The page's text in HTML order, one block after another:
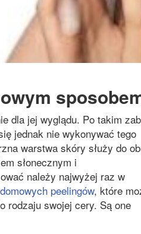
dla jej wyglądu. Po takim
jednak nie wykonywać tego
warstwa skóry służy do
słonecznym i
należy najwyżej raz w
domowych peelingów, które
rodzaju swojej cery. Są one